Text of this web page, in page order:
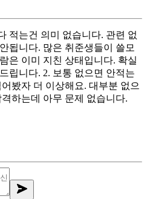
적는건 의미 없습니다. 관련 없
됩니다. 많은 취준생들이 쓸모
은 이미 지친 상태입니다. 확실
립니다. 2. 보통 없으면 안적는
봤자 더 이상해요. 대부분 없으
하는데 아무 문제 없습니다.